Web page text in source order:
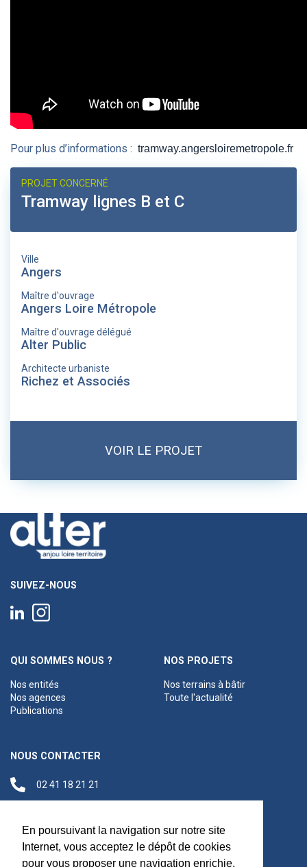
En poursuivant la navigation sur notre site
Internet, vous acceptez le dépôt de cookies
pour vous proposer une navigation enrichie,
Pour plus d’informations : tramway.angersloiremetropole.fr
PROJET CONCERNÉ
Tramway lignes B et C
Ville
Angers
Maître d'ouvrage
Angers Loire Métropole
Maître d'ouvrage délégué
Alter Public
Architecte urbaniste
Richez et Associés
VOIR LE PROJET
SUIVEZ-NOUS
QUI SOMMES NOUS ?
Nos entités
Nos agences
Publications
NOS PROJETS
Nos terrains à bâtir
Toute l'actualité
NOUS CONTACTER
02 41 18 21 21
Siège social
Maréchal Foch,
49100 Angers